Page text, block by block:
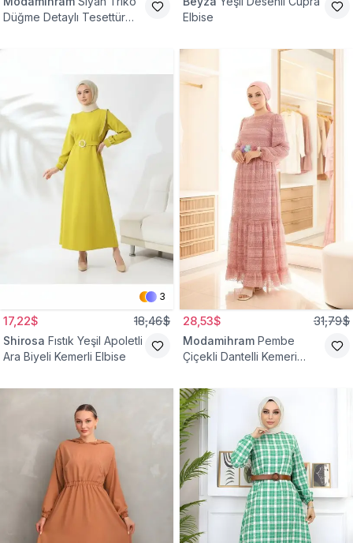
Düğme Detaylı Tesettür
Elbise
3
17,22$ 18,46$
Shirosa Fıstık Yeşil Apoletli
Ara Biyeli Kemerli Elbise
28,53$ 31,79$
Modamihram Pembe
Çiçekli Dantelli Kemeri